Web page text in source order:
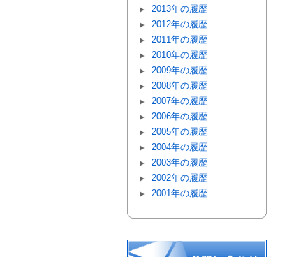
2013年の履歴
2012年の履歴
2011年の履歴
2010年の履歴
2009年の履歴
2008年の履歴
2007年の履歴
2006年の履歴
2005年の履歴
2004年の履歴
2003年の履歴
2002年の履歴
2001年の履歴